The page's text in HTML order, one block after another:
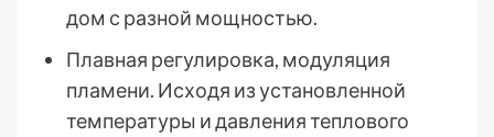
дом с разной мощностью.
Плавная регулировка, модуляция
пламени. Исходя из установленной
температуры и давления теплового